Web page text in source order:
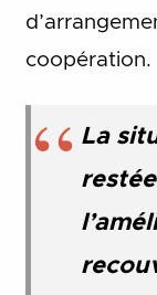
coopération.
La